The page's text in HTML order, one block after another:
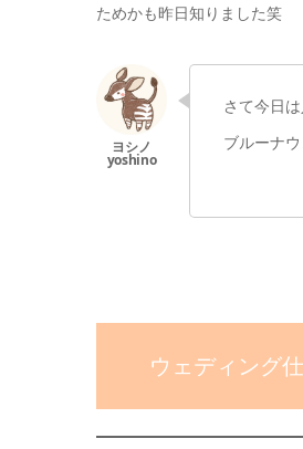
ためかも昨日知りました笑
さて今日
ブルーナ
ウェディング